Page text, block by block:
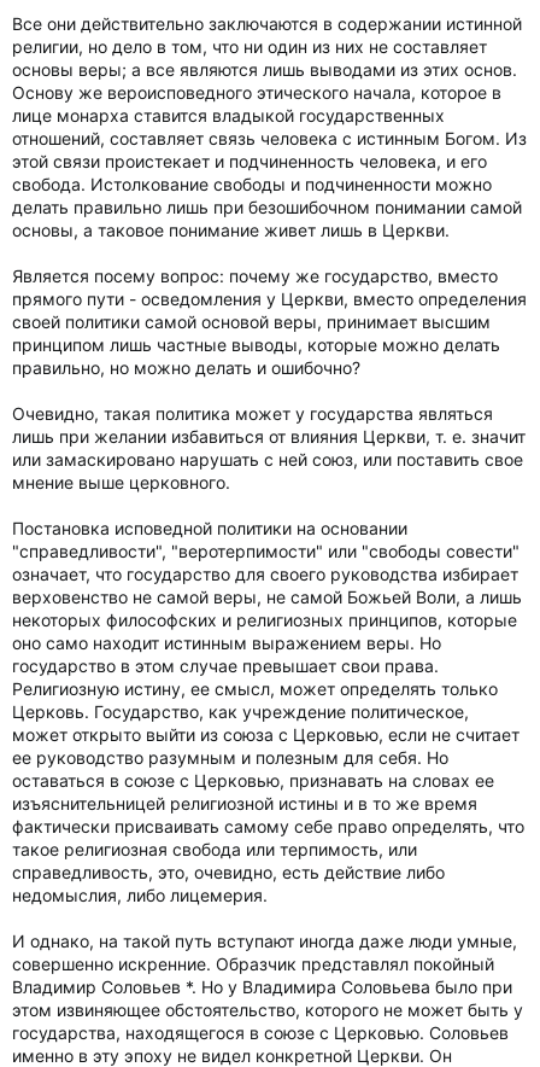
Все они действительно заключаются в содержании истинной
религии, но дело в том, что ни один из них не составляет
основы веры; а все являются лишь выводами из этих основ.
Основу же вероисповедного этического начала, которое в
лице монарха ставится владыкой государственных
отношений, составляет связь человека с истинным Богом. Из
этой связи проистекает и подчиненность человека, и его
свобода. Истолкование свободы и подчиненности можно
делать правильно лишь при безошибочном понимании самой
основы, а таковое понимание живет лишь в Церкви.
Является посему вопрос: почему же государство, вместо
прямого пути - осведомления у Церкви, вместо определения
своей политики самой основой веры, принимает высшим
принципом лишь частные выводы, которые можно делать
правильно, но можно делать и ошибочно?
Очевидно, такая политика может у государства являться
лишь при желании избавиться от влияния Церкви, т. е. значит
или замаскировано нарушать с ней союз, или поставить свое
мнение выше церковного.
Постановка исповедной политики на основании
"справедливости", "веротерпимости" или "свободы совести"
означает, что государство для своего руководства избирает
верховенство не самой веры, не самой Божьей Воли, а лишь
некоторых философских и религиозных принципов, которые
оно само находит истинным выражением веры. Но
государство в этом случае превышает свои права.
Религиозную истину, ее смысл, может определять только
Церковь. Государство, как учреждение политическое,
может открыто выйти из союза с Церковью, если не считает
ее руководство разумным и полезным для себя. Но
оставаться в союзе с Церковью, признавать на словах ее
изъяснительницей религиозной истины и в то же время
фактически присваивать самому себе право определять, что
такое религиозная свобода или терпимость, или
справедливость, это, очевидно, есть действие либо
недомыслия, либо лицемерия.
И однако, на такой путь вступают иногда даже люди умные,
совершенно искренние. Образчик представлял покойный
Владимир Соловьев *. Но у Владимира Соловьева было при
этом извиняющее обстоятельство, которого не может быть у
государства, находящегося в союзе с Церковью. Соловьев
именно в эту эпоху не видел конкретной Церкви. Он